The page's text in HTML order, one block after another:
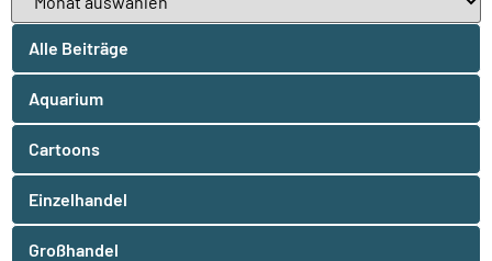
Alle Beiträge
Aquarium
Cartoons
Einzelhandel
Großhandel